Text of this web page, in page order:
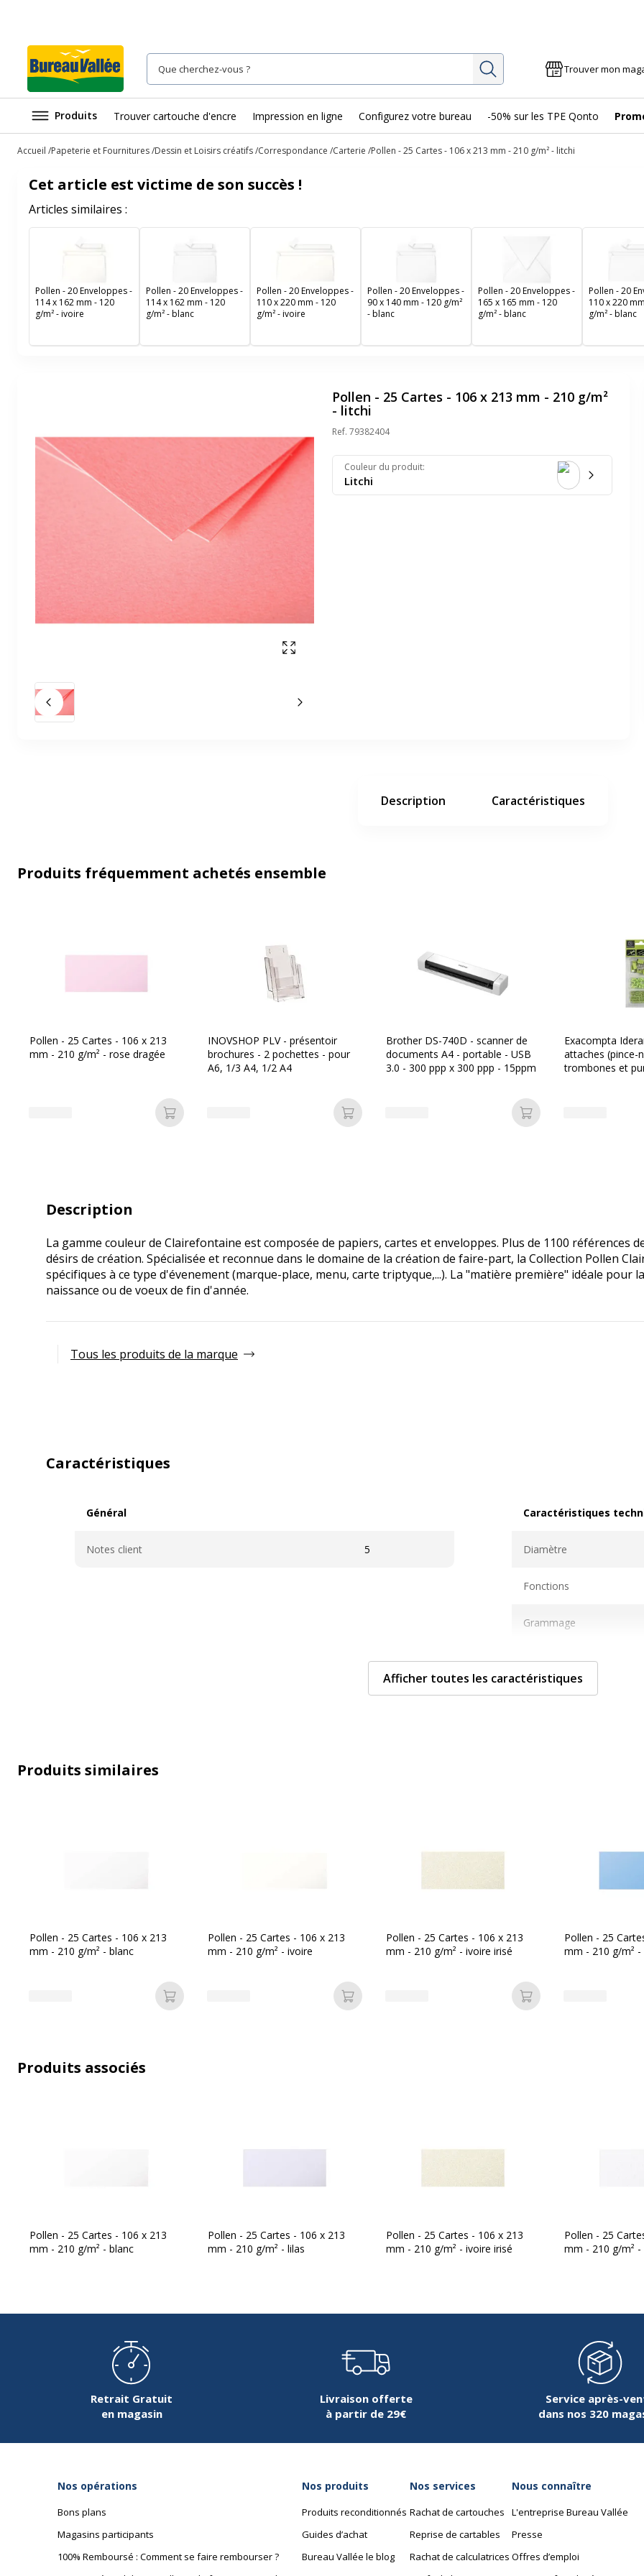
Rechercher Trouver mon
Produits Trouver cartouche d'encre Impression en ligne Configurez votre bureau -50% sur les TPE Qonto
Accueil Papeterie et Fournitures Dessin et Loisirs créatifs Correspondance Carterie Pollen - 25 Cartes - 106 x 213 mm - 210 g/m² - litchi
Cet article est victime de son succès !
Articles similaires :
Pollen - 20 Enveloppes -
114 x 162 mm - 120
g/m² - ivoire
Pollen - 20 Enveloppes -
114 x 162 mm - 120
g/m² - blanc
Pollen - 20 Enveloppes -
110 x 220 mm - 120
g/m² - ivoire
Pollen - 20 Enveloppes -
90 x 140 mm - 120 g/m²
- blanc
Pollen - 20 Enveloppes -
165 x 165 mm - 120
g/m² - blanc
Pollen - 20
110 x 220
g/m² - blanc
Afficher en plein écran
Slide précédent Slide suivant
Pollen - 25 Cartes - 106 x 213 mm - 210 g/m²
- litchi
Ref. 79382404
Couleur du produit:
Litchi
Description Caractéristiques
Produits fréquemment achetés ensemble
Pollen - 25 Cartes - 106 x 213
mm - 210 g/m² - rose dragée
Ajouter au panier
INOVSHOP PLV - présentoir
brochures - 2 pochettes - pour
A6, 1/3 A4, 1/2 A4
Ajouter au panier
Brother DS-740D - scanner de
documents A4 - portable - USB
3.0 - 300 ppp x 300 ppp - 15ppm
Ajouter au panier
Exacompta
attaches (pince-
trombones et
Description
La gamme couleur de Clairefontaine est composée de papiers, cartes et enveloppes. Plus de 1100 références
désirs de création. Spécialisée et reconnue dans le domaine de la création de faire-part, la Collection Pollen
spécifiques à ce type d'évenement (marque-place, menu, carte triptyque,...). La "matière première" idéale pour
naissance ou de voeux de fin d'année.
Tous les produits de la marque
Caractéristiques
Général
Notes client 5
Caractéristiques
Diamètre
Fonctions
Grammage
Matériau(x) du produit
Taille de support
Catégorie d'accessoire Supports d'impression
Nombre de support
Code barre maitre
Référence produit fabricant
Afficher toutes les caractéristiques
Produits similaires
Pollen - 25 Cartes - 106 x 213
mm - 210 g/m² - blanc
Ajouter au panier
Pollen - 25 Cartes - 106 x 213
mm - 210 g/m² - ivoire
Ajouter au panier
Pollen - 25 Cartes - 106 x 213
mm - 210 g/m² - ivoire irisé
Ajouter au panier
Pollen - 25
mm - 210 g/m² -
Produits associés
Pollen - 25 Cartes - 106 x 213
mm - 210 g/m² - blanc
Pollen - 25 Cartes - 106 x 213
mm - 210 g/m² - lilas
Pollen - 25 Cartes - 106 x 213
mm - 210 g/m² - ivoire irisé
Pollen - 25
mm - 210 g/m² -
Retrait Gratuit
en magasin
Livraison offerte
à partir de 29€
Service après-
dans nos 320
Nos opérations
Bons plans
Magasins participants
100% Remboursé : Comment se faire rembourser ?
Nos produits
Produits reconditionnés
Guides d’achat
Bureau Vallée le blog
Nos services
Rachat de cartouches
Reprise de cartables
Rachat de calculatrices
Nous connaître
L'entreprise Bureau Vallée
Presse
Offres d’emploi